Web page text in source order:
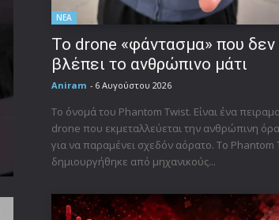
ΝΕΑ
Το drone «φάντασμα» που δεν
βλέπει το ανθρώπινο μάτι
Aniram - 6 Αυγούστου 2026
Το όνομά του Phantom Twist. Είναι ένα
drone που εκμεταλλεύεται την ανθρώπινη
για να παραμένει σχεδόν αόρατο. Το Phantom
δημιουργήθηκε από μηχανικούς...